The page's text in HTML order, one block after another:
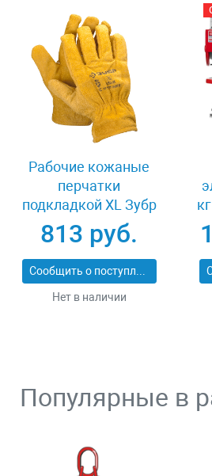
Рабочие кожаные
перчатки
подкладкой XL Зубр
МАСТЕР 1135-XL
813 руб.
Сообщить о поступлении
Нет в наличии
Популярные в